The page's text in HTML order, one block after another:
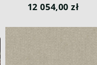
British Heritage III
12 054,00 zł